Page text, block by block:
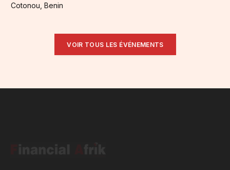
Cotonou, Benin
VOIR TOUS LES ÉVÉNEMENTS